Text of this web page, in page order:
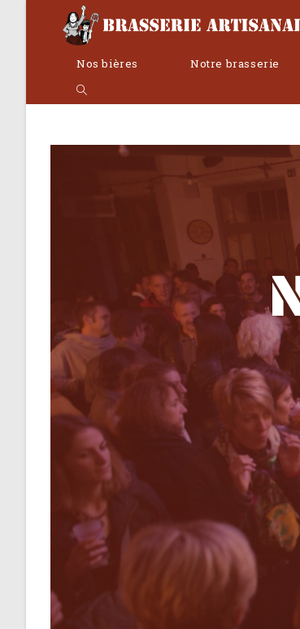
Nos bières Notre brasserie